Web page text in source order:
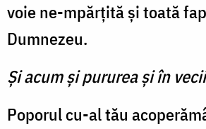
voie ne-mpărțită și toată
Dumnezeu.
Şi acum şi pururea şi în
Poporul cu-al tău